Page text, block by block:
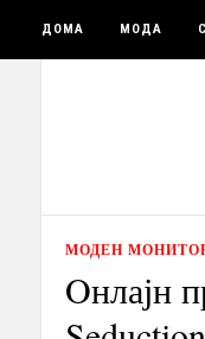
ДОМА МОДА
МОДЕН
Oнлајн